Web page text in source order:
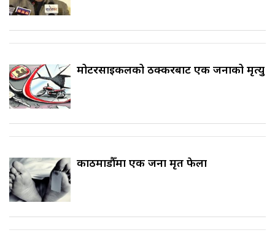
मोटरसाइकलको ठक्करबाट एक जनाको मृत्यु
काठमाडौँमा एक जना मृत फेला